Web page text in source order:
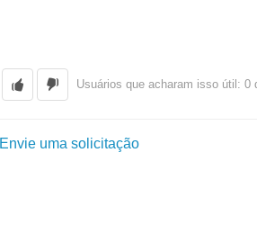
Usuários que acharam isso útil: 0
Envie uma solicitação